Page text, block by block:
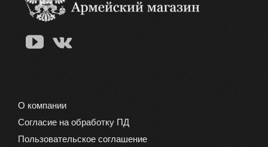
О компании
Согласие на обработку ПД
Пользовательское соглашение